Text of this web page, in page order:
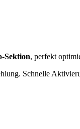
Sektion, perfekt
Schnelle